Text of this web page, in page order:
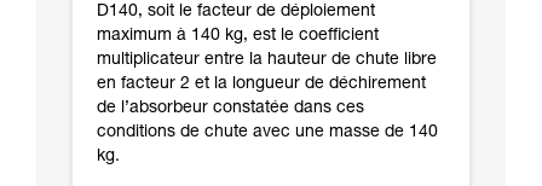
D140, soit le facteur de déploiement
maximum à 140 kg, est le coefficient
multiplicateur entre la hauteur de chute libre
en facteur 2 et la longueur de déchirement
de l’absorbeur constatée dans ces
conditions de chute avec une masse de 140
kg.